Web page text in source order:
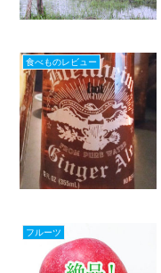
食べものレビュー
フルーツ